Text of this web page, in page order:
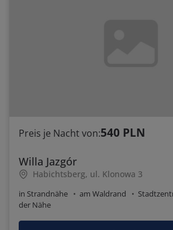
Preis je Nacht von:540 PLN
Willa Jazgór
Habichtsberg, ul. Klonowa 3
in Strandnähe am Waldrand
der Nähe